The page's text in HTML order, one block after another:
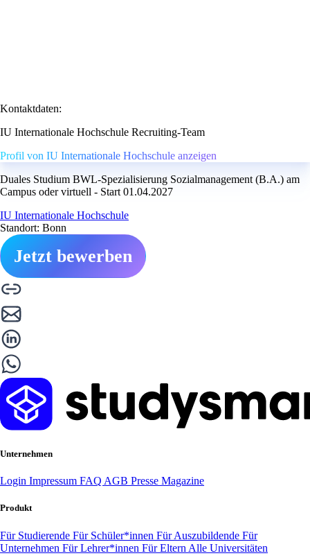
Kontaktdaten:
IU Internationale Hochschule Recruiting-Team
Profil von IU Internationale Hochschule anzeigen
Duales Studium BWL-Spezialisierung Sozialmanagement (B.A.) am
Campus oder virtuell - Start 01.04.2027
IU Internationale Hochschule
Standort: Bonn
Jetzt bewerben
Unternehmen
Login Impressum FAQ AGB Presse Magazine
Produkt
Für Studierende Für Schüler*innen Für Auszubildende Für
Unternehmen Für Lehrer*innen Für Eltern Alle Universitäten